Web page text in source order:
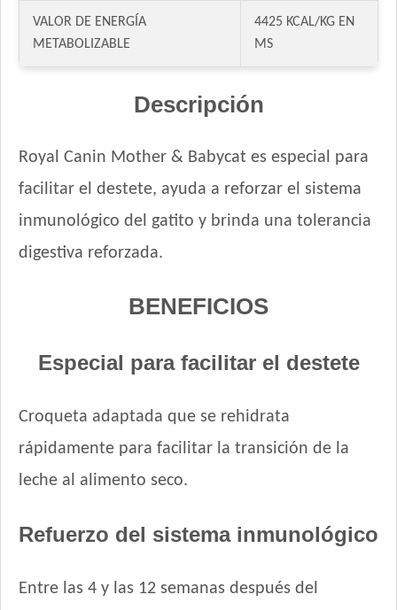
VALOR DE ENERGÍA
METABOLIZABLE
4425 KCAL/KG EN
MS
Descripción
Royal Canin Mother & Babycat es especial para
facilitar el destete, ayuda a reforzar el sistema
inmunológico del gatito y brinda una tolerancia
digestiva reforzada.
BENEFICIOS
Especial para facilitar el destete
Croqueta adaptada que se rehidrata
rápidamente para facilitar la transición de la
leche al alimento seco.
Refuerzo del sistema inmunológico
Entre las 4 y las 12 semanas después del